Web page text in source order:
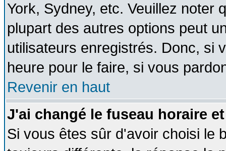
York, Sydney, etc. Veuillez noter
plupart des autres options peut
utilisateurs enregistrés. Donc, si
heure pour le faire, si vous
Revenir en haut
J'ai changé le fuseau horaire
Si vous êtes sûr d'avoir choisi le